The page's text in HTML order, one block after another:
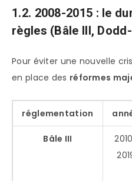
1.2. 2008-2015 : le
règles (Bâle III,
Pour éviter une nouvelle
en place des réformes
réglementation
Bâle III